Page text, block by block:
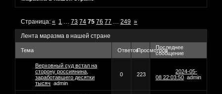
Лента маразма в нашей стране
Страница:« 1 73 74 75 76 77 249 »
Тема ОтветовПросмотровПоследнее
сообщение
Верховный суд встал на
сторону россиянина,
заработавшего десятки
тысяч admin
0 223
2024-05-
08 22:03:50 admin